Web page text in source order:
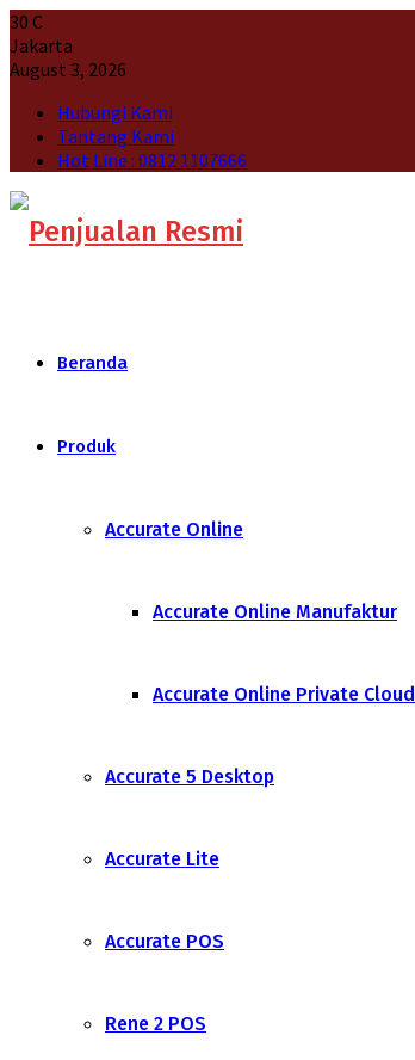
30 C
Jakarta
August 3, 2026
Hubungi Kami
Tantang Kami
Hot Line : 0812 1107666
Beranda
Produk
Accurate Online
Accurate Online Manufaktur
Accurate Online Private Cloud
Accurate 5 Desktop
Accurate Lite
Accurate POS
Rene 2 POS